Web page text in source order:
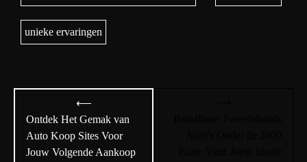
unieke ervaringen
navigatie
⟵
Ontdek Het Gemak van
Auto Koop Sites Voor
Jouw Volgende Aankoop